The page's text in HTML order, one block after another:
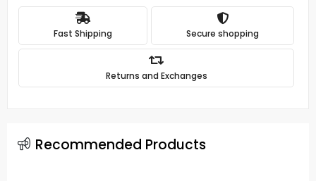
Fast Shipping Secure shopping
Returns and Exchanges
Recommended Products